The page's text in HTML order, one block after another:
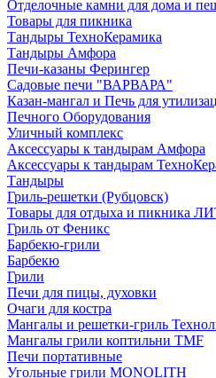
Отделочные камни для дома и
Товары для пикника
Тандыры ТехноКерамика
Тандыры Амфора
Печи-казаны Ферингер
Садовые печи "ВАРВАРА"
Казан-мангал и Печь для
Печного Оборудования
Уличный комплекс
Аксессуары к тандырам Амфора
Аксессуары к тандырам
Тандыры
Гриль-решетки (Рубцовск)
Товары для отдыха и пикника
Гриль от Феникс
Барбекю-грили
Барбекю
Грили
Печи для пицы, духовки
Очаги для костра
Мангалы и решетки-гриль
Мангалы грили коптильни TMF
Печи портативные
Угольные грили MONOLITH